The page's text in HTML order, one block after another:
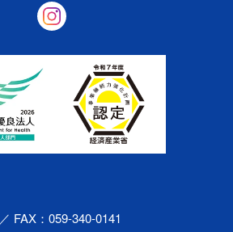
／ FAX：059-340-0141